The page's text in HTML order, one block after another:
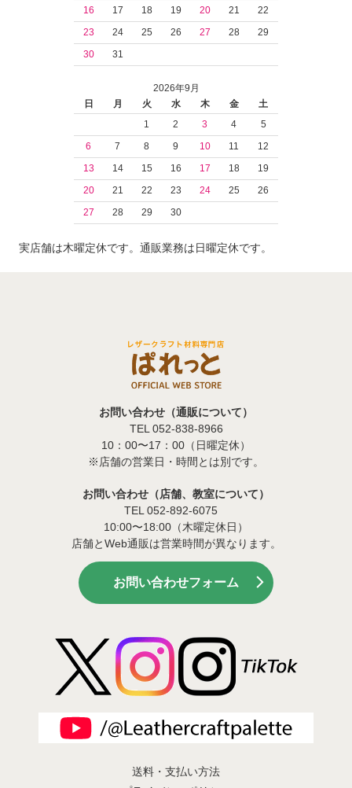
16
17 18 19 20 21
22
23
24 25 26 27 28
29
30
31
2026年9月
日
月 火 水 木 金
土
1
2 3 4
5
6
7 8 9 10 11
12
13
14 15 16 17 18
19
20
21 22 23 24 25
26
27
28 29 30
実店舗は木曜定休です。通販業務は日曜定休です。
お問い合わせ（通販について）
TEL 052-838-8966
10：00〜17：00（日曜定休）
※店舗の営業日・時間とは別です。
お問い合わせ（店舗、教室について）
TEL 052-892-6075
10:00〜18:00（木曜定休日）
店舗とWeb通販は営業時間が異なります。
お問い合わせフォーム
送料・支払い方法